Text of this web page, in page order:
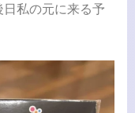
日私の元に来る予